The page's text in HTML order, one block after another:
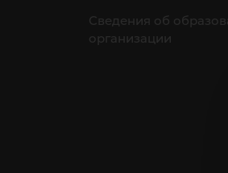
Сведения об
организации